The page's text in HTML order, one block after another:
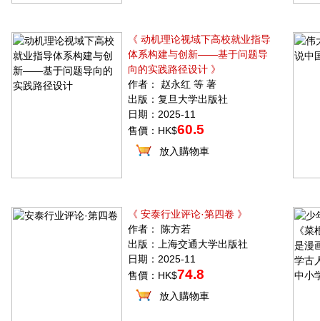
《 动机理论视域下高校就业指导
体系构建与创新——基于问题导
向的实践路径设计 》
作者： 赵永红 等 著
出版：复旦大学出版社
日期：2025-11
售價：HK$60.5
放入購物車
《 安泰行业评论·第四卷 》
作者： 陈方若
出版：上海交通大学出版社
日期：2025-11
售價：HK$74.8
放入購物車